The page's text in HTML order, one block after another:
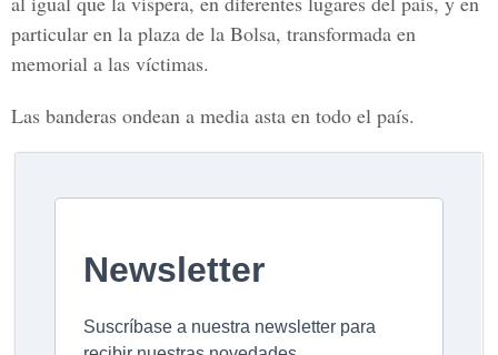
particular en la plaza de la Bolsa, transformada en
memorial a las víctimas.
Las banderas ondean a media asta en todo el país.